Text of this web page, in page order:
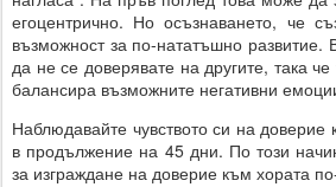
егоцентрично. Но осъзнаването, че
възможност за по-нататъшно
да не се доверявате на другите, така
балансира възможните негативни
Наблюдавайте чувството си на
в продължение на 45 дни. По този
за изграждане на доверие към хората